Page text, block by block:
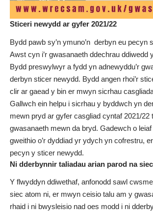
Sticeri newydd ar gyfer 2021/22
Bydd pawb sy’n ymuno’n derbyn eu pecyn
Awst cyn i’r gwasanaeth ddechrau ddiwedd
Bydd preswylwyr a fydd yn adnewyddu’r
derbyn sticer newydd. Bydd angen rhoi’r
clir ar gaead y bin er mwyn sicrhau
Gallwch ein helpu i sicrhau y byddwch yn
mewn pryd ar gyfer casgliad cyntaf 2021/22
gwasanaeth mewn da bryd. Gadewch o
gweithio o’r dyddiad yr ydych yn cofrestru,
pecyn y sticer newydd.
Ni dderbynnir taliadau arian parod na siec
Y flwyddyn ddiwethaf, anfonodd sawl
siec atom ni, er mwyn ceisio talu am y
rhaid i ni bwysleisio nad oes modd i ni